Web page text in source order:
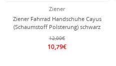
Ziener
Ziener Fahrrad Handschuhe Cayus
(Schaumstoff Polsterung) schwarz
12,00€
10,79€